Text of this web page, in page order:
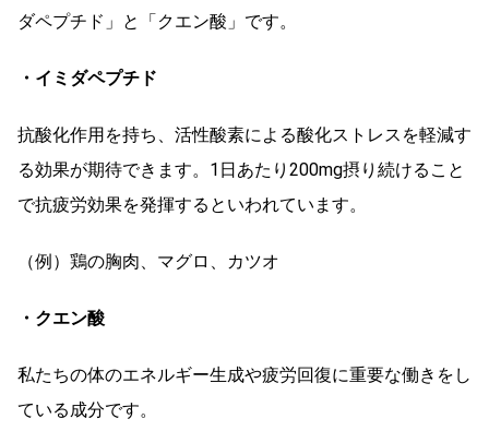
ダペプチド」と「クエン酸」です。
・イミダペプチド
抗酸化作用を持ち、活性酸素による酸化ストレスを軽減す
る効果が期待できます。1日あたり200mg摂り続けること
で抗疲労効果を発揮するといわれています。
（例）鶏の胸肉、マグロ、カツオ
・クエン酸
私たちの体のエネルギー生成や疲労回復に重要な働きをし
ている成分です。